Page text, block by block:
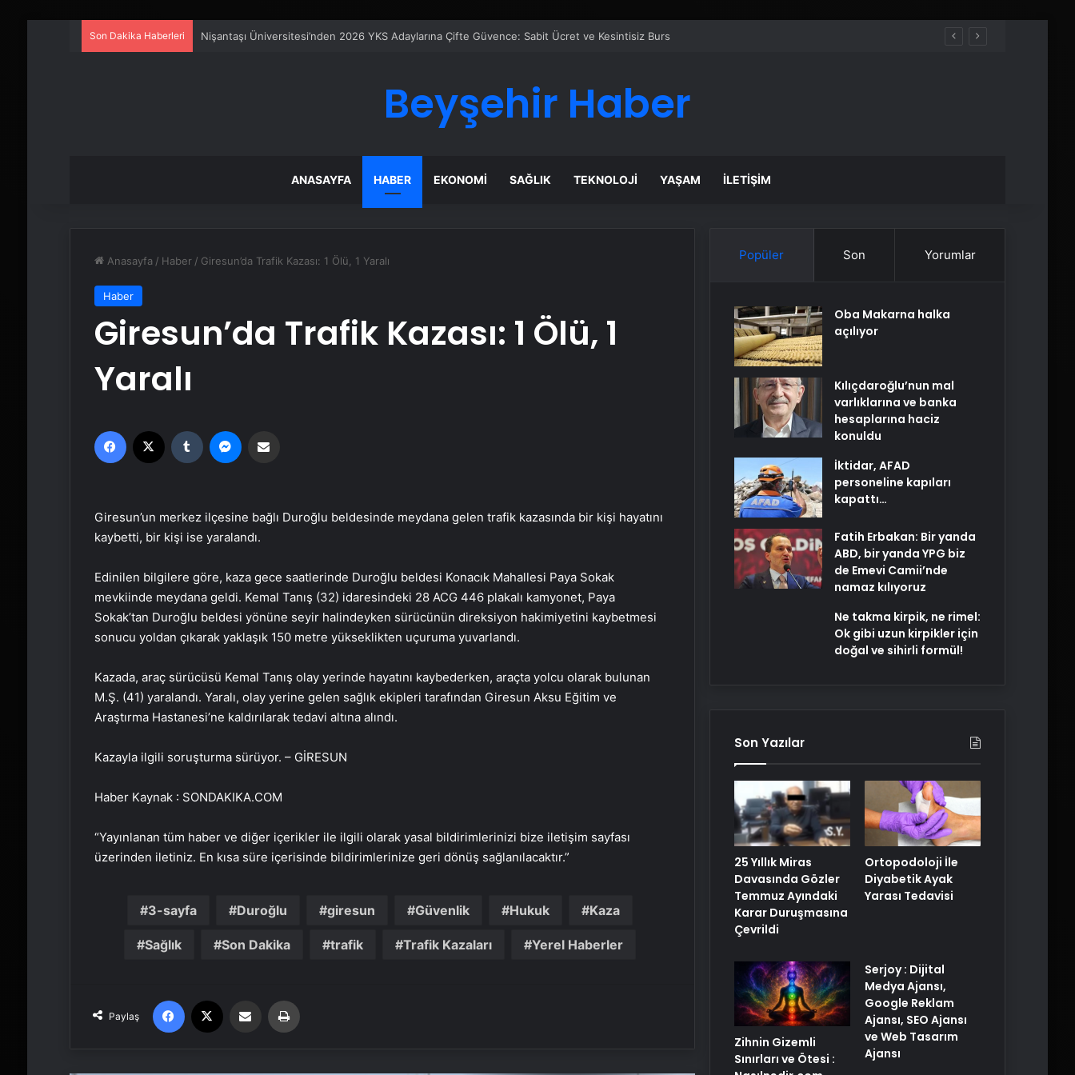
Son Dakika Haberleri 25 Yıllık Miras Davasında Gözler Temmuz Ayındaki Karar Duruşmasına Çevrildi
Beyşehir Haber
ANASAYFA HABER EKONOMI SAĞLIK TEKNOLOJI YAŞAM İLETIŞIM
Anasayfa / Haber / Giresun’da Trafik Kazası: 1 Ölü, 1 Yaralı
Haber
Giresun’da Trafik Kazası: 1 Ölü, 1
Yaralı
Facebook Tumblr
Giresun’un merkez ilçesine bağlı Duroğlu beldesinde meydana gelen trafik kazasında bir kişi hayatını
kaybetti, bir kişi ise yaralandı.
Edinilen bilgilere göre, kaza gece saatlerinde Duroğlu beldesi Konacık Mahallesi Paya Sokak
mevkiinde meydana geldi. Kemal Tanış (32) idaresindeki 28 ACG 446 plakalı kamyonet, Paya
Sokak’tan Duroğlu beldesi yönüne seyir halindeyken sürücünün direksiyon hakimiyetini kaybetmesi
sonucu yoldan çıkarak yaklaşık 150 metre yükseklikten uçuruma yuvarlandı.
Kazada, araç sürücüsü Kemal Tanış olay yerinde hayatını kaybederken, araçta yolcu olarak bulunan
M.Ş. (41) yaralandı. Yaralı, olay yerine gelen sağlık ekipleri tarafından Giresun Aksu Eğitim ve
Araştırma Hastanesi’ne kaldırılarak tedavi altına alındı.
Kazayla ilgili soruşturma sürüyor. – GİRESUN
Haber Kaynak : SONDAKIKA.COM
“Yayınlanan tüm haber ve diğer içerikler ile ilgili olarak yasal bildirimlerinizi bize iletişim sayfası
üzerinden iletiniz. En kısa süre içerisinde bildirimlerinize geri dönüş sağlanılacaktır.”
3-sayfa Duroğlu giresun Güvenlik Hukuk Kaza
Sağlık Son Dakika trafik Trafik Kazaları Yerel Haberler
Paylaş
Facebook Email'den paylaş
‘Yaren’ leyleğin 2 yavrusu
Popüler Son Yorumlar
Oba Makarna halka
açılıyor
Kılıçdaroğlu’nun mal
varlıklarına ve banka
hesaplarına haciz
konuldu
İktidar, AFAD
personeline kapıları
kapattı…
Fatih Erbakan: Bir yanda
ABD, bir yanda YPG biz
de Emevi Camii’nde
namaz kılıyoruz
Ne takma kirpik, ne rimel:
Ok gibi uzun kirpikler için
doğal ve sihirli formül!
Son Yazılar
25 Yıllık Miras
Davasında Gözler
Temmuz Ayındaki
Karar Duruşmasına
Çevrildi
Ortopodoloji İle
Diyabetik Ayak
Yarası Tedavisi
Zihnin Gizemli
Sınırları ve Ötesi :
Serjoy : Dijital
Medya Ajansı,
Google Reklam
Ajansı, SEO Ajansı
ve Web Tasarım
Ajansı